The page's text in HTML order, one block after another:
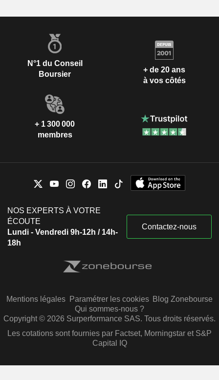
N°1 du Conseil
Boursier
+ de 20 ans
à vos côtés
+ 1 300 000
membres
NOS EXPERTS À VOTRE
ÉCOUTE
Lundi - Vendredi 9h-12h / 14h-
18h
Contactez-nous
Mentions légales Paramétrer les cookies Blog Zonebourse
Qui sommes-nous ?
Copyright © 2026 Surperformance SAS. Tous droits réservés.
Les cotations sont fournies par Factset, Morningstar et S&P
Capital IQ